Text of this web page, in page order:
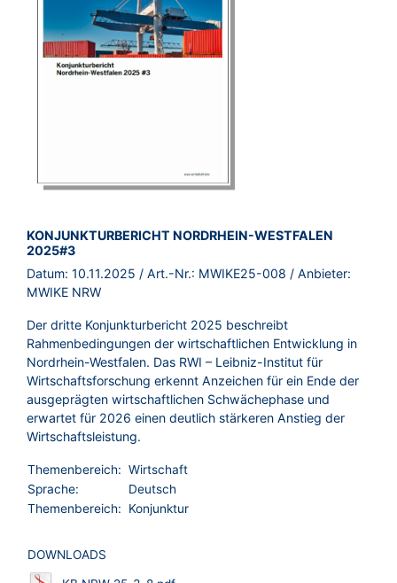
BROSCHÜRE:
KONJUNKTURBERICHT NORDRHEIN-WESTFALEN
2025#3
Datum: 10.11.2025 / Art.-Nr.: MWIKE25-008 / Anbieter:
MWIKE NRW
Der dritte Konjunkturbericht 2025 beschreibt
Rahmenbedingungen der wirtschaftlichen Entwicklung in
Nordrhein-Westfalen. Das RWI – Leibniz-Institut für
Wirtschaftsforschung erkennt Anzeichen für ein Ende der
ausgeprägten wirtschaftlichen Schwächephase und
erwartet für 2026 einen deutlich stärkeren Anstieg der
Wirtschaftsleistung.
Themenbereich: Wirtschaft
Sprache:
Deutsch
Themenbereich:
Konjunktur
DOWNLOADS